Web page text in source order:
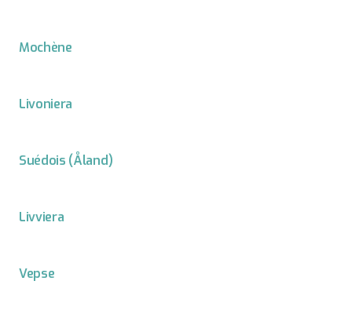
Mochène
Livoniera
Suédois (Åland)
Livviera
Vepse